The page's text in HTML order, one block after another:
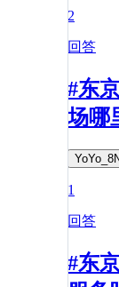
2
回答
#东
场哪
1
回答
#东